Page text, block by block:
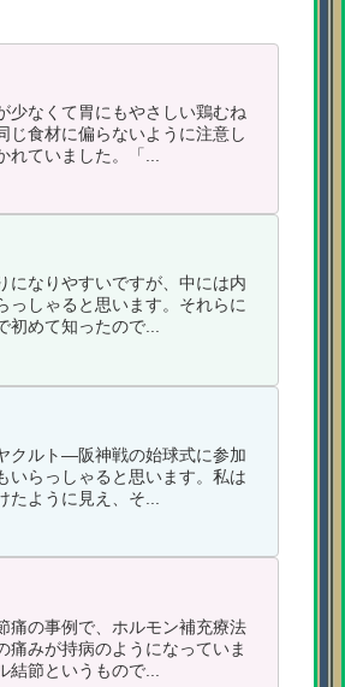
少なくて胃にもやさしい鶏むね
じ食材に偏らないように注意し
ていました。「...
になりやすいですが、中には内
っしゃると思います。それらに
初めて知ったので...
クルト―阪神戦の始球式に参加
いらっしゃると思います。私は
ように見え、そ...
痛の事例で、ホルモン補充療法
痛みが持病のようになっていま
節というもので...